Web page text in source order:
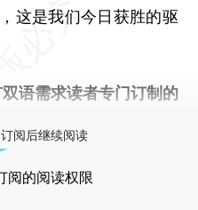
这是我们今日获胜的驱
语需求读者专门订制的
阅后继续阅读
阅的阅读权限